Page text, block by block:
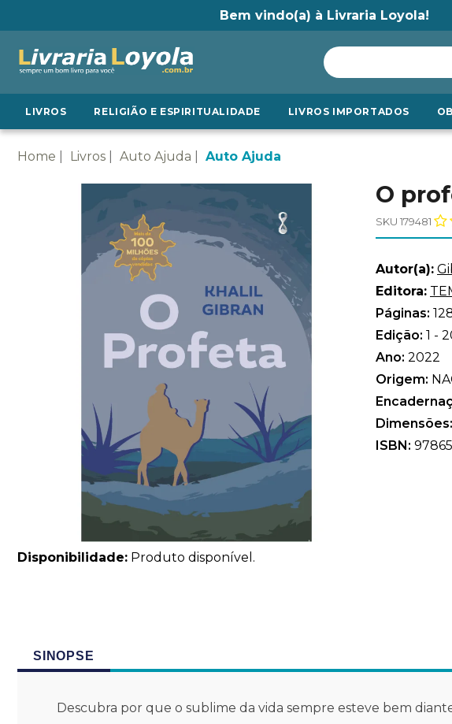
Bem vindo(a) à Livraria Loyola!
LIVROS RELIGIÃO E ESPIRITUALIDADE LIVROS IMPORTADOS
Home Livros Auto Ajuda Auto Ajuda
Disponibilidade: Produto disponível.
O
SKU 179481
Autor(a):
Editora:
Páginas:
Edição: 1 -
Ano: 2022
Origem:
Dimensões:
ISBN:
SINOPSE
Descubra por que o sublime da vida sempre esteve bem